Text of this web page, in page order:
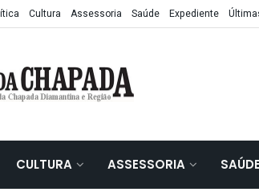
Cultura Assessoria Saúde Expediente
CULTURA ASSESSORIA SAÚDE